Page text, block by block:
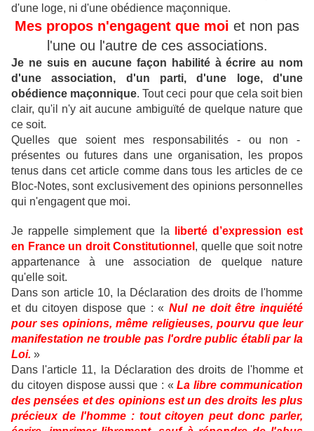
d'une loge, ni d'une obédience maçonnique.
Mes propos n'engagent que moi et non pas
l'une ou l'autre de ces associations.
Je ne suis en aucune façon habilité à écrire au nom
d'une association, d'un parti, d'une loge, d'une
obédience maçonnique.Tout ceci pour que cela soit bien
clair, qu'il n'y ait aucune ambiguïté de quelque nature que
ce soit.
Quelles que soient mes responsabilités - ou non -
présentes ou futures dans une organisation, les propos
tenus dans cet article comme dans tous les articles de ce
Bloc-Notes, sont exclusivement des opinions personnelles
qui n'engagent que moi.
Je rappelle simplement que la
liberté d’expression est
en France un droit Constitutionnel , quelle que soit notre
appartenance à une association de quelque nature
qu'elle soit.
Dans son article 10, la Déclaration des droits de l'homme
et du citoyen dispose que : «Nul ne doit être inquiété
pour ses opinions, même religieuses, pourvu que leur
manifestation ne trouble pas l'ordre public établi par la
Loi. »
Dans l'article 11, la Déclaration des droits de l'homme et
du citoyen dispose aussi que : «La libre communication
des pensées et des opinions est un des droits les plus
précieux de l'homme : tout citoyen peut donc parler,